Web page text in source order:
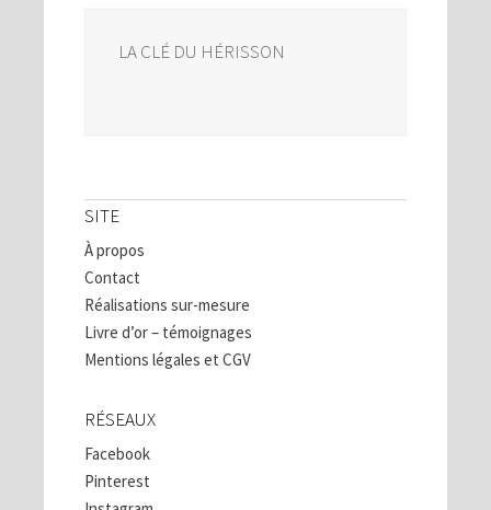
LA CLÉ DU HÉRISSON
SITE
À propos
Contact
Réalisations sur-mesure
Livre d’or – témoignages
Mentions légales et CGV
RÉSEAUX
Facebook
Pinterest